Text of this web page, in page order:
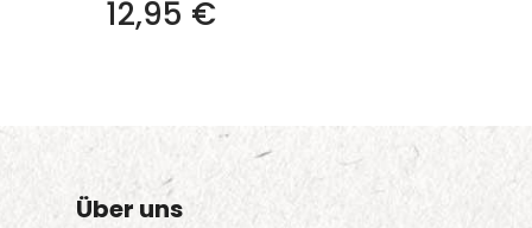
12,95 €
Über uns